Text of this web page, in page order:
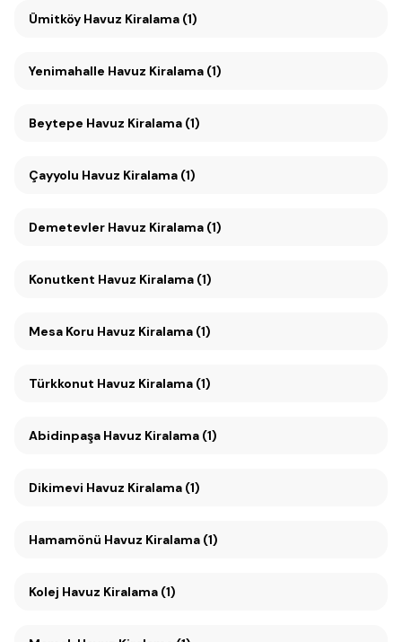
Ümitköy Havuz Kiralama (1)
Yenimahalle Havuz Kiralama (1)
Beytepe Havuz Kiralama (1)
Çayyolu Havuz Kiralama (1)
Demetevler Havuz Kiralama (1)
Konutkent Havuz Kiralama (1)
Mesa Koru Havuz Kiralama (1)
Türkkonut Havuz Kiralama (1)
Abidinpaşa Havuz Kiralama (1)
Dikimevi Havuz Kiralama (1)
Hamamönü Havuz Kiralama (1)
Kolej Havuz Kiralama (1)